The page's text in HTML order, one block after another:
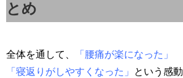
とめ
全体を通して、
「腰痛が楽になった」
「寝返りがしやすくなった」
という感動